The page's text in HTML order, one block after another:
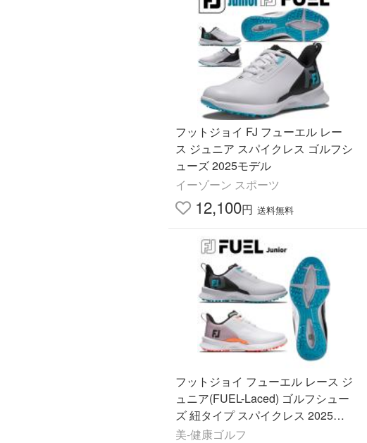
フットジョイ FJ フューエル レー
ス ジュニア スパイクレス ゴルフシ
ューズ 2025モデル
イーゾーン スポーツ
12,100円 送料無料
フットジョイ フューエル レース ジ
ュニア(FUEL-Laced) ゴルフシュー
ズ 紐タイプ スパイクレス 2025年
モデル
美-健康ゴルフ